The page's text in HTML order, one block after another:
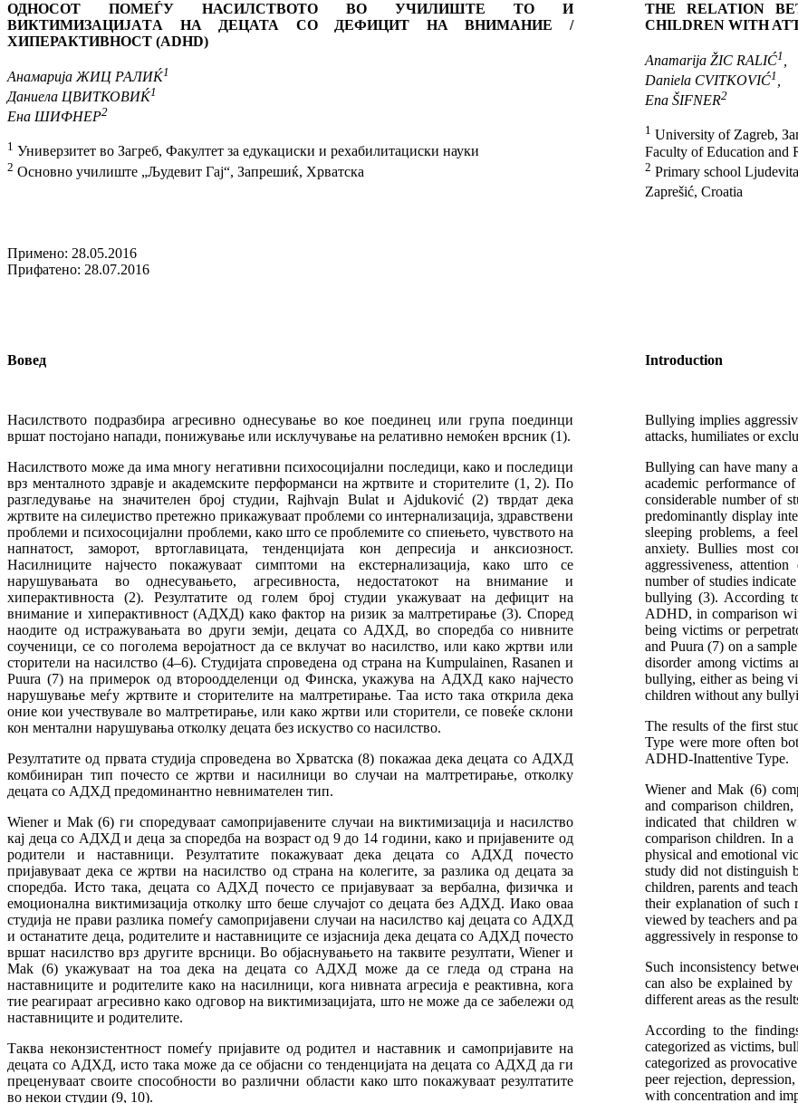
ОДНОСОТ ПОМЕЃУ НАСИЛСТВОТО ВО УЧИЛИШТЕ ТО И
ВИКТИМИЗАЦИЈАTА НА ДЕЦАТА СО ДЕФИЦИТ НА ВНИМАНИЕ /
ХИПЕРАКТИВНОСТ (ADHD)
Анамарија ЖИЦ РАЛИЌ1
Даниела ЦВИТКОВИЌ1
Ена ШИФНЕР2
1 Универзитет во Загреб, Факултет за едукациски и рехабилитациски науки
2 Основно училиште „Људевит Гај“, Запрешиќ, Хрватска
THE RELATION
CHILDREN WITH
Anamarija ŽIC RALIĆ1
Daniela CVITKOVIĆ1
Ena ŠIFNER2
1 University of Zagreb,
Faculty of Education and
2 Primary school
Zaprešić, Croatia
Примено: 28.05.2016
Прифатено: 28.07.2016
Вовед Introduction
Насилството подразбира агресивно однесување во кое поединец или група поединци
вршат постојано напади, понижување или исклучување на релативно немоќен врсник (1).
Насилството може да има многу негативни психосоцијални последици, како и последици
врз менталното здравје и академските перформанси на жртвите и сторителите (1, 2). По
разгледување на значителен број студии, Rajhvajn Bulat и Ajduković (2) тврдат дека
жртвите на силеџиство претежно прикажуваат проблеми со интернализација, здравствени
проблеми и психосоцијални проблеми, како што се проблемите со спиењето, чувството на
напнатост, заморот, вртоглавицата, тенденцијата кон депресија и анксиозност.
Насилниците најчесто покажуваат симптоми на екстернализација, како што се
нарушувањата во однесувањето, агресивноста, недостатокот на внимание и
хиперактивноста (2). Резултатите од голем број студии укажуваат на дефицит на
внимание и хиперактивност (АДХД) како фактор на ризик за малтретирање (3). Според
наодите од истражувањата во други земји, децата со АДХД, во споредба со нивните
соученици, се со поголема веројатност да се вклучат во насилство, или како жртви или
сторители на насилство (4–6). Студијата спроведена од страна на Kumpulainen, Rasanen и
Puura (7) на примерок од второодделенци од Финска, укажува на АДХД како најчесто
нарушување меѓу жртвите и сторителите на малтретирање. Таа исто така открила дека
оние кои учествувале во малтретирање, или како жртви или сторители, се повеќе склони
кон ментални нарушувања отколку децата без искуство со насилство.
Резултатите од првата студија спроведена во Хрватска (8) покажаа дека децата со АДХД
комбиниран тип почесто се жртви и насилници во случаи на малтретирање, отколку
децата со АДХД предоминантно невнимателен тип.
Wiener и Mak (6) ги споредуваат самопријавените случаи на виктимизација и насилство
кај деца со АДХД и деца за споредба на возраст од 9 до 14 години, како и пријавените од
родители и наставници. Резултатите покажуваат дека децата со АДХД почесто
пријавуваат дека се жртви на насилство од страна на колегите, за разлика од децата за
споредба. Исто така, децата со АДХД почесто се пријавуваат за вербална, физичка и
емоционална виктимизација отколку што беше случајот со децата без АДХД. Иако оваа
студија не прави разлика помеѓу самопријавени случаи на насилство кај децата со АДХД
и останатите деца, родителите и наставниците се изјаснија дека децата со АДХД почесто
вршат насилство врз другите врсници. Во објаснувањето на таквите резултати, Wiener и
Mak (6) укажуваат на тоа дека на децата со АДХД може да се гледа од страна на
наставниците и родителите како на насилници, кога нивната агресија е реактивна, кога
тие реагираат агресивно како одговор на виктимизацијата, што не може да се забележи од
наставниците и родителите.
Tаква неконзистентност помеѓу пријавите од родител и наставник и самопријавите на
децата со АДХД, исто така може да се објасни со тенденцијата на децата со АДХД да ги
преценуваат своите способности во различни области како што покажуваат резултатите
во некои студии (9, 10).
Bullying implies
attacks, humiliates or
Bullying can have many
academic performance
considerable number of
predominantly display
sleeping problems, a
anxiety. Bullies most
aggressiveness,
number of studies
bullying (3). According
ADHD, in comparison
being victims or
and Puura (7) on a
disorder among victims
bullying, either as being
children without any
The results of the first
Type were more often
ADHD-Inattentive Type.
Wiener and Mak (6)
and comparison
indicated that children
comparison children. In
physical and emotional
study did not distinguish
children, parents and
their explanation of such
viewed by teachers and
aggressively in response
Such inconsistency
can also be explained
different areas as the
According to the
categorized as victims,
categorized as
peer rejection,
with concentration and